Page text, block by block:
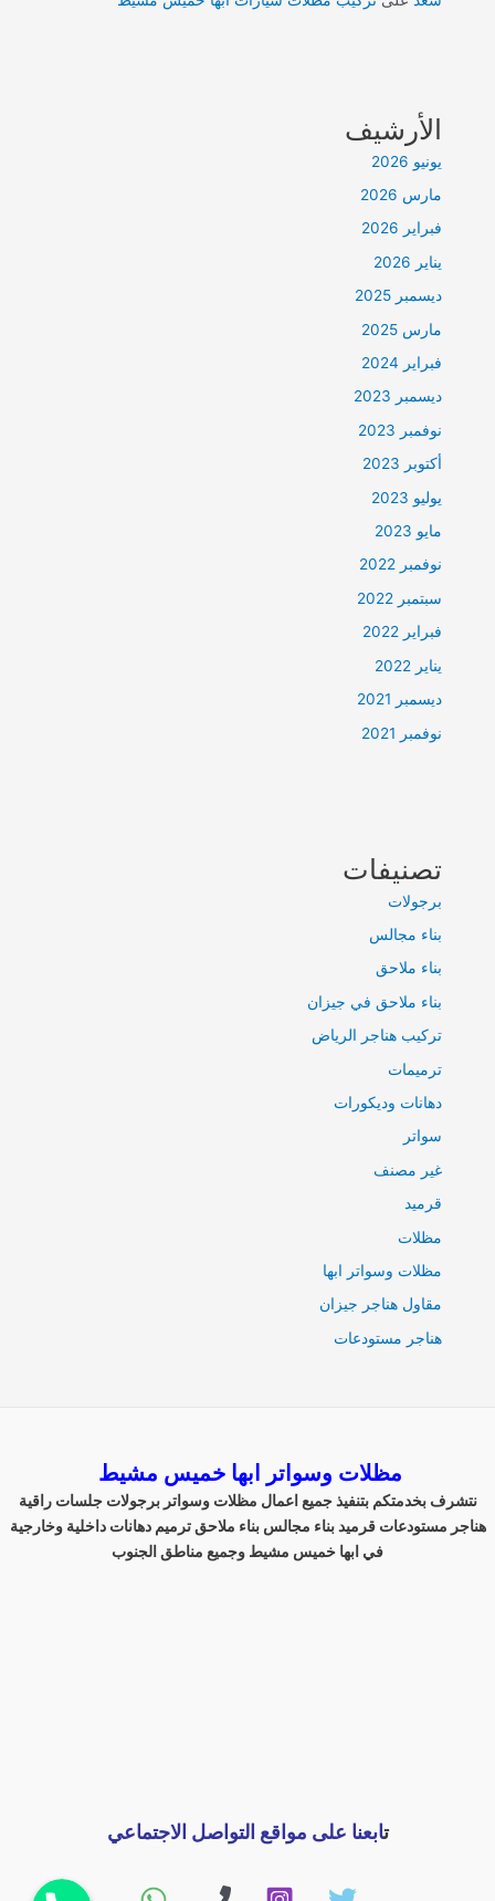
الأرشيف
يونيو 2026
مارس 2026
فبراير 2026
يناير 2026
ديسمبر 2025
مارس 2025
فبراير 2024
ديسمبر 2023
نوفمبر 2023
أكتوبر 2023
يوليو 2023
مايو 2023
نوفمبر 2022
سبتمبر 2022
فبراير 2022
يناير 2022
ديسمبر 2021
نوفمبر 2021
تصنيفات
برجولات
بناء مجالس
بناء ملاحق
بناء ملاحق في جيزان
تركيب هناجر الرياض
ترميمات
دهانات وديكورات
سواتر
غير مصنف
قرميد
مظلات
مظلات وسواتر ابها
مقاول هناجر جيزان
هناجر مستودعات
مظلات وسواتر ابها خميس مشيط
نتشرف بخدمتكم بتنفيذ جميع اعمال مظلات وسواتر برجولات جلسات راقية
هناجر مستودعات قرميد بناء مجالس بناء ملاحق ترميم دهانات داخلية وخارجية
في ابها خميس مشيط وجميع مناطق الجنوب
تابعنا على مواقع التواصل الاجتماعي